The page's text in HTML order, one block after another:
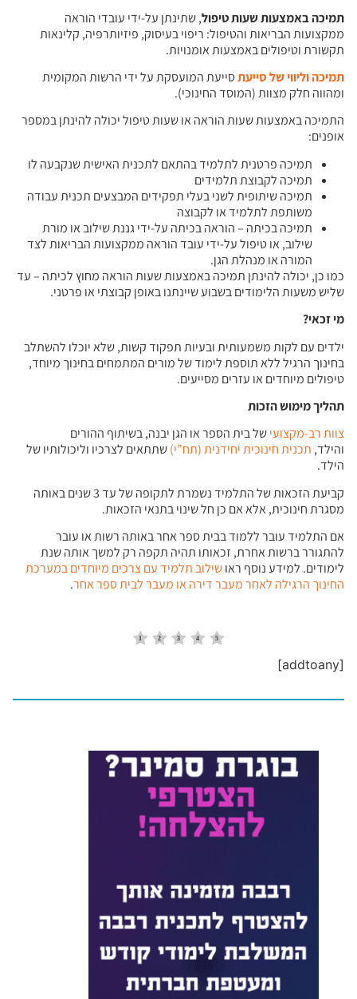
תמיכה באמצעות שעות טיפול, שתינתן על-ידי עובדי הוראה
ממקצועות הבריאות והטיפול: ריפוי בעיסוק, פיזיותרפיה, קלינאות
תקשורת וטיפולים באמצעות אומנויות.
תמיכה וליווי של סייעתסייעת המועסקת על ידי הרשות המקומית
ומהווה חלק מצוות (המוסד החינוכי).
התמיכה באמצעות שעות הוראה או שעות טיפול יכולה להינתן במספר
אופנים:
תמיכה פרטנית לתלמיד בהתאם לתכנית האישית שנקבעה לו
תמיכה לקבוצת תלמידים
תמיכה שיתופית לשני בעלי תפקידים המבצעים תכנית עבודה
משותפת לתלמיד או לקבוצה
תמיכה בכיתה – הוראה בכיתה על-ידי גננת שילוב או מורת
שילוב, או טיפול על-ידי עובד הוראה ממקצועות הבריאות לצד
המורה או מנהלת הגן.
כמו כן, יכולה להינתן תמיכה באמצעות שעות הוראה מחוץ לכיתה – עד
שליש משעות הלימודים בשבוע שיינתנו באופן קבוצתי או פרטני.
מי זכאי?
ילדים עם לקות משמעותית ובעיות תפקוד קשות, שלא יוכלו להשתלב
בחינוך הרגיל ללא תוספת לימוד של מורים המתמחים בחינוך מיוחד,
טיפולים מיוחדים או עזרים מסייעים.
תהליך מימוש הזכות
צוות רב-מקצועישל בית הספר או הגן יבנה, בשיתוף ההורים
והילד, תכנית חינוכית יחידנית (תח”י)שתתאים לצרכיו וליכולותיו של
הילד.
קביעת הזכאות של התלמיד נשמרת לתקופה של עד 3 שנים באותה
מסגרת חינוכית, אלא אם כן חל שינוי בתנאי הזכאות.
אם התלמיד עובר ללמוד בבית ספר אחר באותה רשות או עובר
להתגורר ברשות אחרת, זכאותו תהיה תקפה רק למשך אותה שנת
לימודים. למידע נוסף ראושילוב תלמיד עם צרכים מיוחדים במערכת
החינוך הרגילה לאחר מעבר דירה או מעבר לבית ספר אחר.
[addtoany]